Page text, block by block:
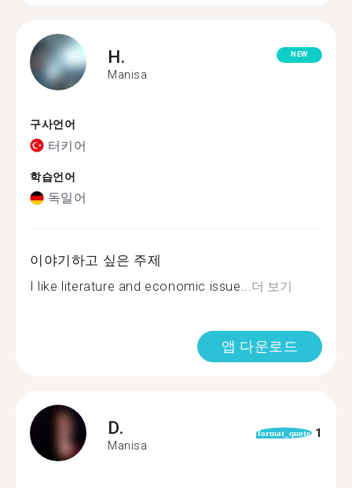
H.
Manisa
NEW
구사언어
터키어
학습언어
독일어
이야기하고 싶은 주제
I like literature and economic issue...더 보기
앱 다운로드
D.
Manisa
format_quote 1